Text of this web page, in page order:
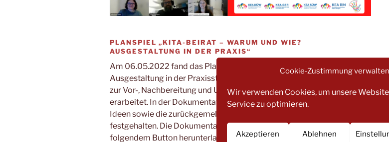
Cookie-Zustimmung
Wir verwenden Cookies, um unsere
Service zu optimieren.
Akzeptieren Ablehnen
PLANSPIEL „KITA-BEIRAT – WARUM UND WIE?
AUSGESTALTUNG IN DER PRAXIS“
Am 06.05.2022 fand das PlanspielKita-Beirat – Warum und wie?
Ausgestaltung in der Praxisstatt. Dort wurden Ideen und Möglichkeiten
zur Vor-, Nachbereitung und Umsetzung der Kita-Beiratssitzung
erarbeitet. In der Dokumentation zum Planspiel werden die erörterten
Ideen sowie die zurückgemeldeten Kompetenzen und Hemmnisse
festgehalten. Die Dokumentationen können Sie können Sie unter
folgendem Button herunterladen: […]